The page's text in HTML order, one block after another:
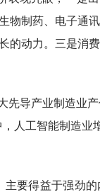
物制药、电子通
的动力。三是消
导产业制造业
人工智能制造业
要得益于强劲